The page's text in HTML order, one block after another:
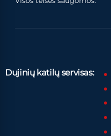
Dujinių katilų servisas: